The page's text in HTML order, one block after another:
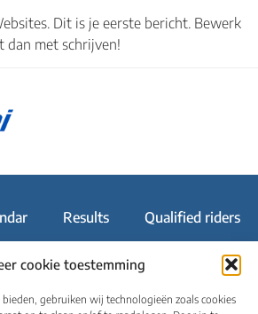
cookie toestemming
gebruiken wij technologieën zoals cookies
Dit is je eerste bericht. Bewerk
met schrijven!
Results Qualified riders
World Championships English